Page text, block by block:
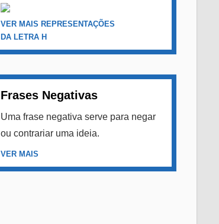
VER MAIS REPRESENTAÇÕES
DA LETRA H
Frases Negativas
Uma frase negativa serve para negar
ou contrariar uma ideia.
VER MAIS